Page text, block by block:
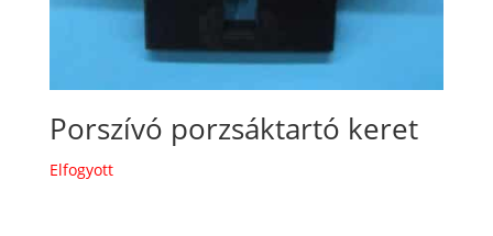
Porszívó porzsáktartó keret
Elfogyott